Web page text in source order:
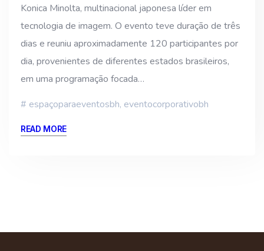
Konica Minolta, multinacional japonesa líder em
tecnologia de imagem. O evento teve duração de três
dias e reuniu aproximadamente 120 participantes por
dia, provenientes de diferentes estados brasileiros,
em uma programação focada…
espaçoparaeventosbh, eventocorporativobh
READ MORE